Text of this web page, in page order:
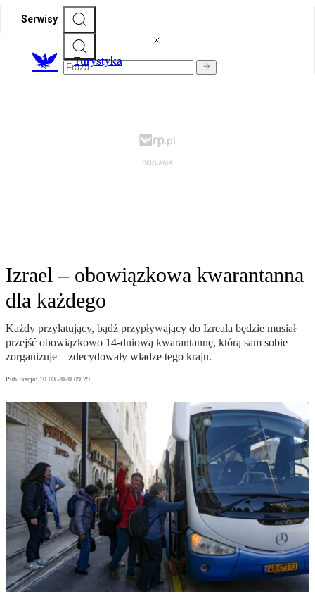
Serwisy
Turystyka
Izrael – obowiązkowa kwarantanna
dla każdego
Każdy przylatujący, bądź przypływający do Izreala będzie musiał
przejść obowiązkowo 14-dniową kwarantannę, którą sam sobie
zorganizuje – zdecydowały władze tego kraju.
Publikacja: 10.03.2020 09:29